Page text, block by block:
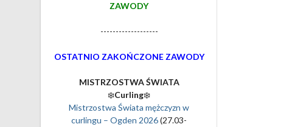
ZAWODY
-------------------
OSTATNIO ZAKOŃCZONE ZAWODY
MISTRZOSTWA ŚWIATA
❄️Curling❄️
Mistrzostwa Świata mężczyzn w
curlingu – Ogden 2026(27.03-